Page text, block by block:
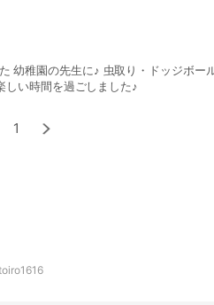
ジボール どろんこ大好きで
い時間を過ごしました♪
1